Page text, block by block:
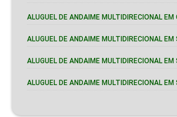
ALUGUEL DE ANDAIME MULTIDIRECIONAL EM
ALUGUEL DE ANDAIME MULTIDIRECIONAL
ALUGUEL DE ANDAIME MULTIDIRECIONAL
ALUGUEL DE ANDAIME MULTIDIRECIONAL EM